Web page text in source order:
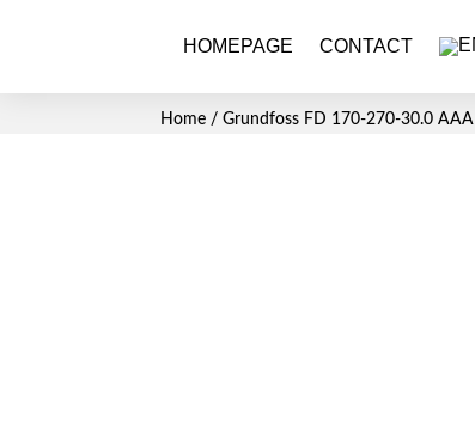
HOMEPAGE CONTACT
Home / Grundfoss FD 170-270-30.0 AAA